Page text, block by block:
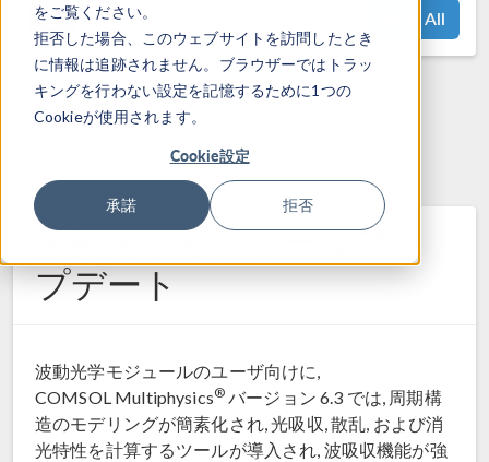
をご覧ください。
拒否した場合、このウェブサイトを訪問したとき
に情報は追跡されません。ブラウザーではトラッ
キングを行わない設定を記憶するために1つの
Cookieが使用されます。
Cookie設定
承諾 拒否
View All
ご質問はこちらまで:
support@comsol.com
波動光学モジュールアッ
プデート
波動光学モジュールのユーザ向けに,
COMSOL Multiphysics® バージョン 6.3 では, 周期構
造のモデリングが簡素化され, 光吸収, 散乱, および消
光特性を計算するツールが導入され, 波吸収機能が強